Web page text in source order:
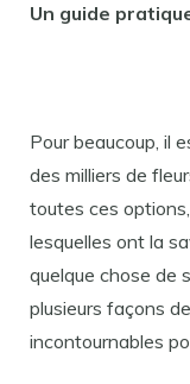
Un guide
Pour beaucoup, il
des milliers de
toutes ces
lesquelles ont la
quelque chose de
plusieurs façons
incontournables